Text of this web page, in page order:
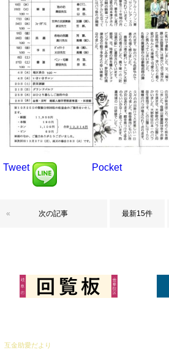
Tweet Pocket
次の記事
« 最新15件
互金助愛だより